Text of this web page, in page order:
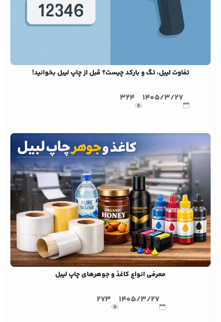
تفاوت لیبل، تگ و بارکد چیست؟ قبل از چاپ لیبل بخوانید!
1405/3/27
324
معرفی انواع کاغذ و جوهرهای چاپ لیبل
1405/3/27
273